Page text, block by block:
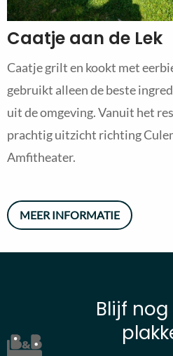
Caatje aan de Lek
Caatje grilt en kookt met
gebruikt alleen de beste
uit de omgeving. Vanuit het
prachtig uitzicht richting
Amfitheater.
MEER INFORMATIE
Blijf